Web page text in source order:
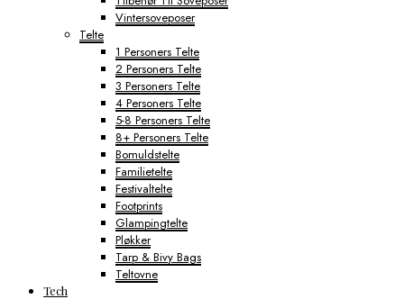
Vintersoveposer
Telte
1 Personers Telte
2 Personers Telte
3 Personers Telte
4 Personers Telte
5-8 Personers Telte
8+ Personers Telte
Bomuldstelte
Familietelte
Festivaltelte
Footprints
Glampingtelte
Pløkker
Tarp & Bivy Bags
Teltovne
Tech